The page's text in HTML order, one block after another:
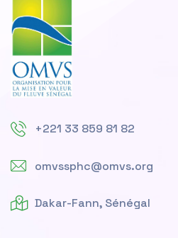
+221 33 859 81 82
omvssphc@omvs.org
Dakar-Fann, Sénégal